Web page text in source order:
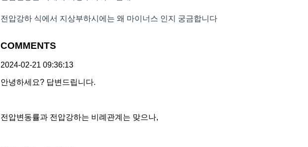
전압강하 식에서 지상부하시에는 왜 마이너스 인지 궁금합니다
COMMENTS
2024-02-21 09:36:13
안녕하세요? 답변드립니다.
전압변동률과 전압강하는 비례관계는 맞으나,